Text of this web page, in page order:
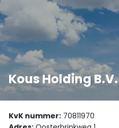
Kous Holding B.V.
KvK nummer: 70811970